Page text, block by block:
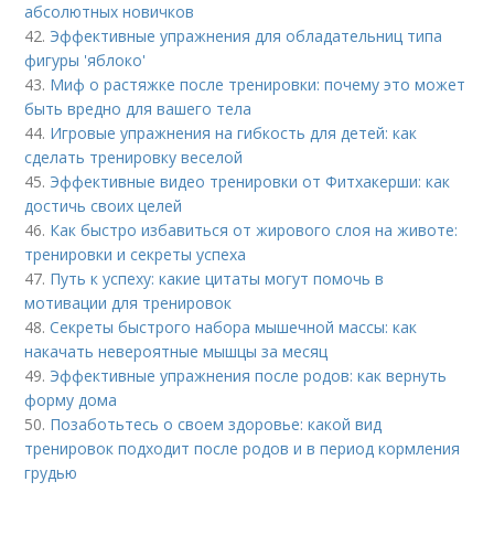
абсолютных новичков
42. Эффективные упражнения для обладательниц типа
фигуры 'яблоко'
43. Миф о растяжке после тренировки: почему это может
быть вредно для вашего тела
44. Игровые упражнения на гибкость для детей: как
сделать тренировку веселой
45. Эффективные видео тренировки от Фитхакерши: как
достичь своих целей
46. Как быстро избавиться от жирового слоя на животе:
тренировки и секреты успеха
47. Путь к успеху: какие цитаты могут помочь в
мотивации для тренировок
48.Секреты быстрого набора мышечной массы: как
накачать невероятные мышцы за месяц
49. Эффективные упражнения после родов: как вернуть
форму дома
50. Позаботьтесь о своем здоровье: какой вид
тренировок подходит после родов и в период кормления
грудью